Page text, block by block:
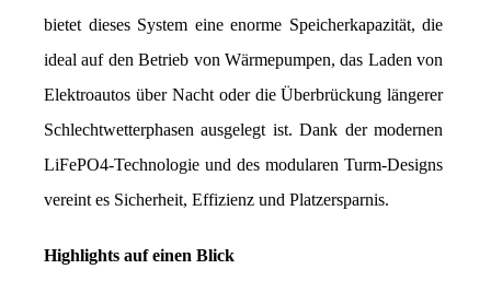
bietet dieses System eine enorme Speicherkapazität, die
ideal auf den Betrieb von Wärmepumpen, das Laden von
Elektroautos über Nacht oder die Überbrückung längerer
Schlechtwetterphasen ausgelegt ist. Dank der modernen
LiFePO4-Technologie und des modularen Turm-Designs
vereint es Sicherheit, Effizienz und Platzersparnis.
Highlights auf einen Blick